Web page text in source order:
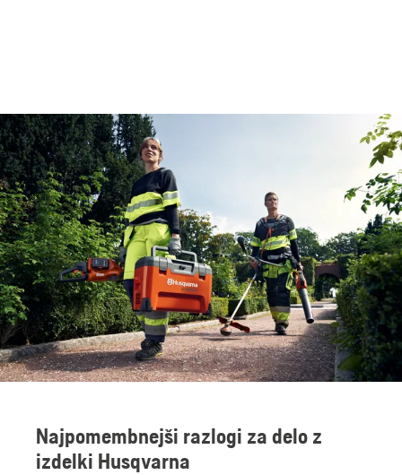
Najpomembnejši razlogi za delo z
izdelki Husqvarna